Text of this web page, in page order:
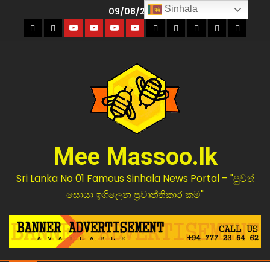
09/08/2026
Mee Massoo.lk
Sri Lanka No 01 Famous Sinhala News Portal – "පුවත්
සොයා ඉගිලෙන ප්‍රවෘත්තිකාර කම"
Sinhala